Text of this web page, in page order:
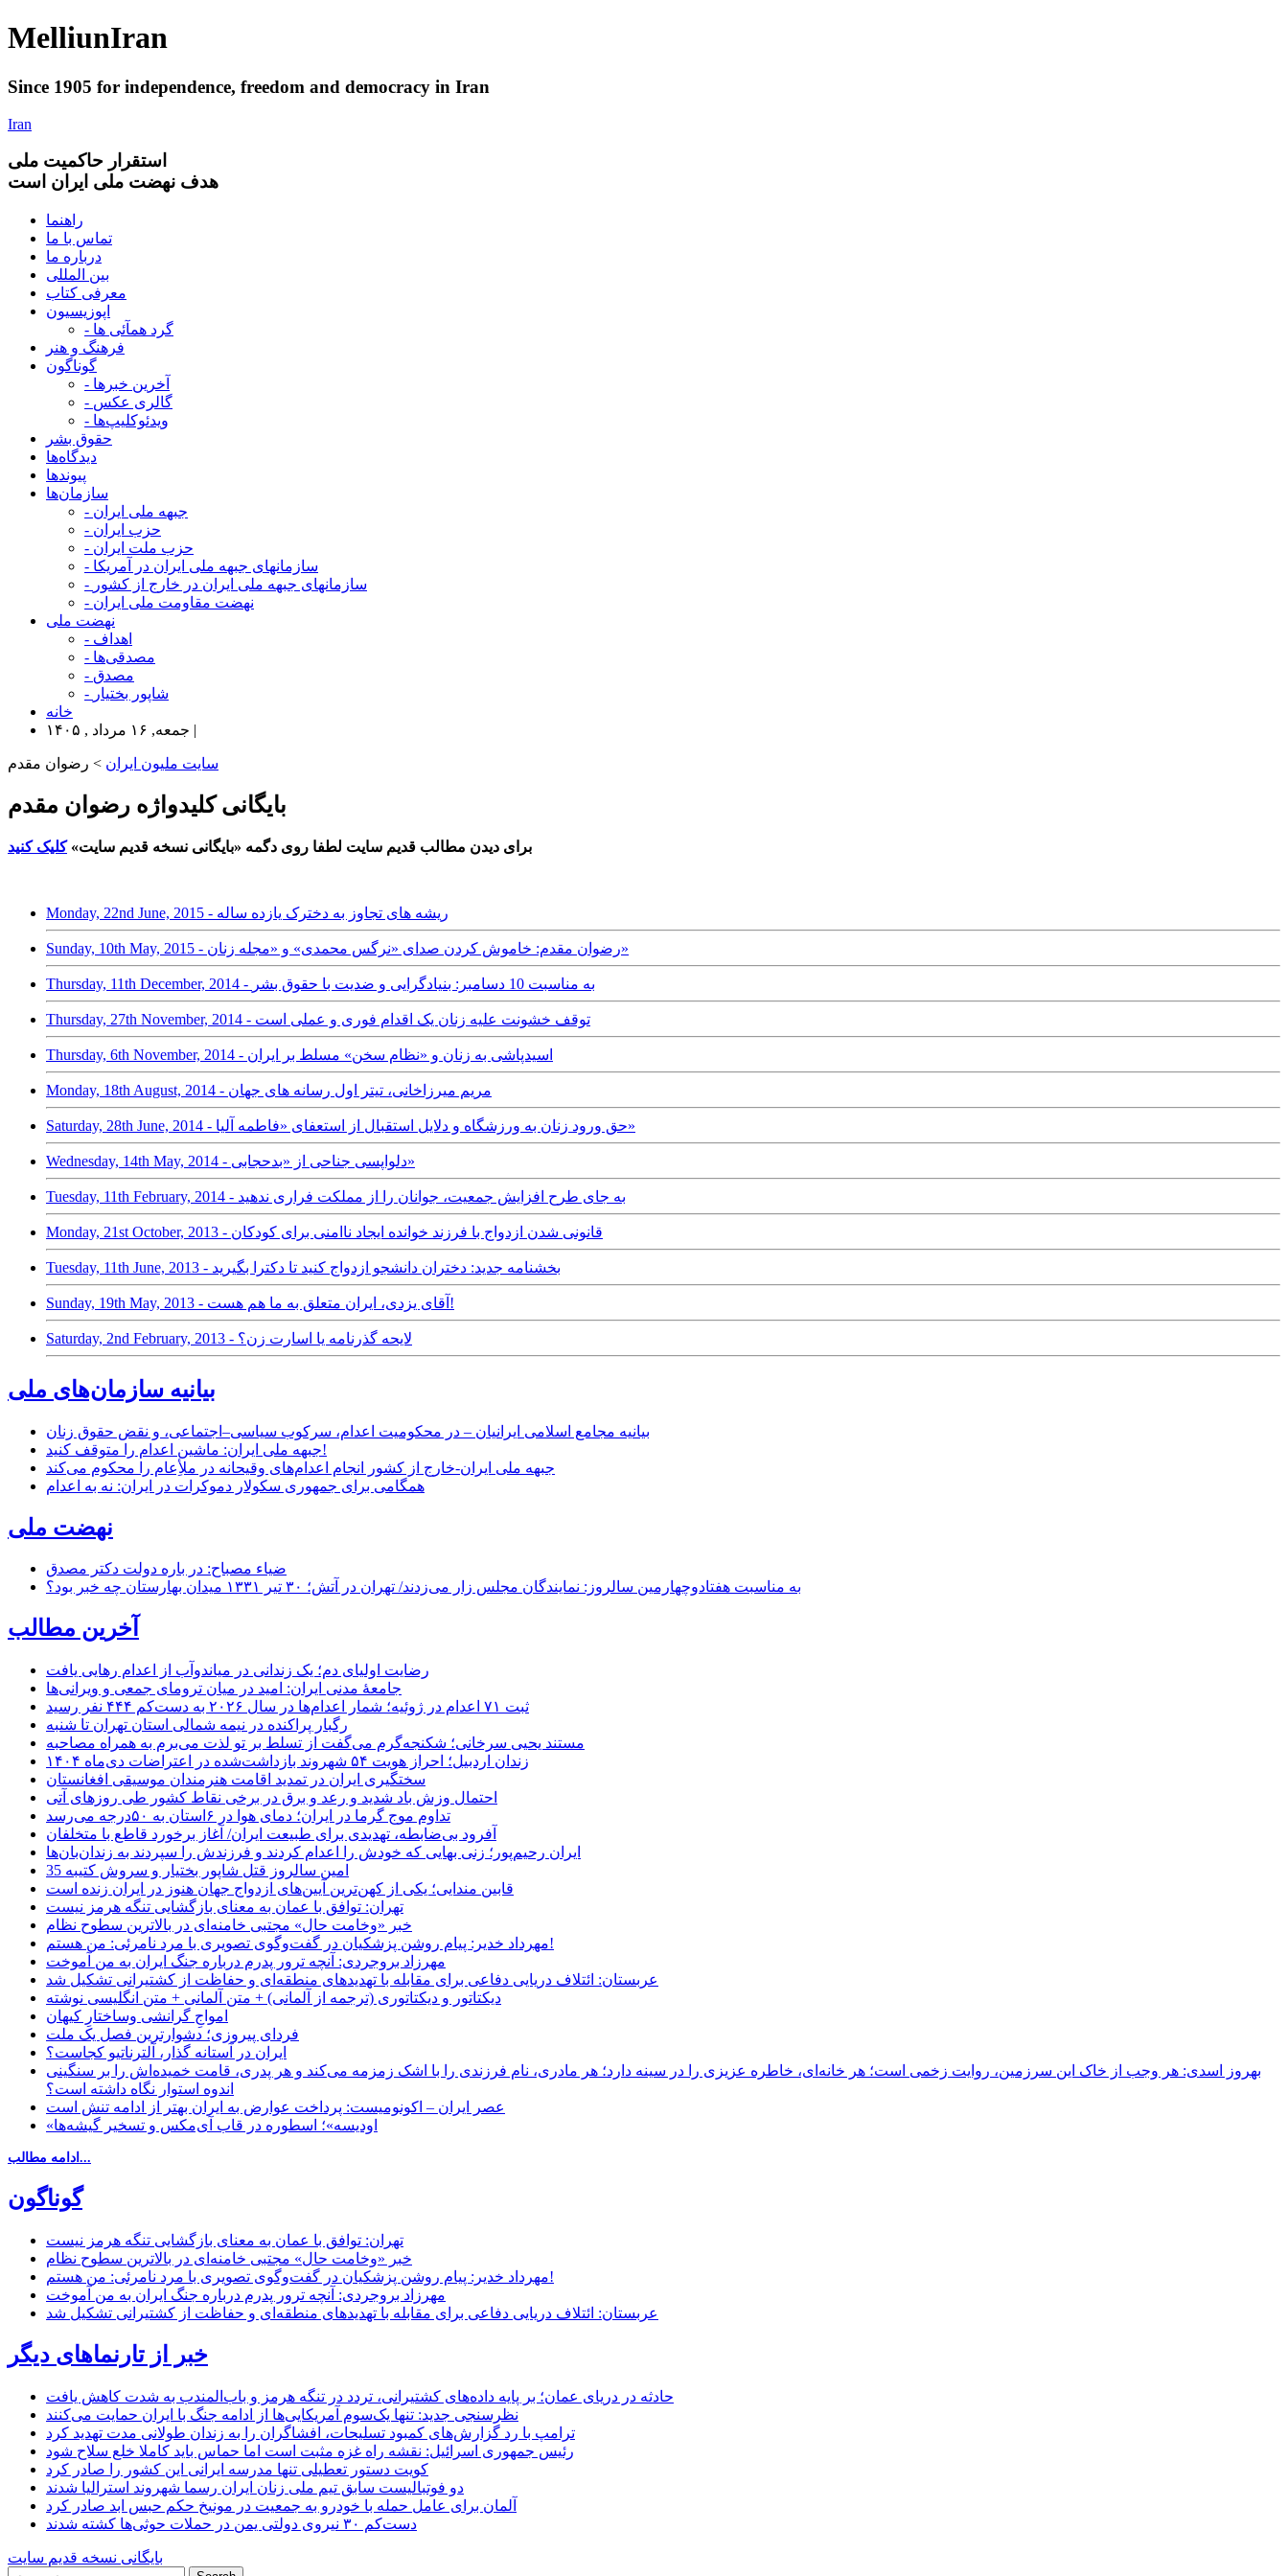
MelliunIran
Since 1905 for independence, freedom and democracy in Iran
Iran
استقرار حاکميت ملی
هدف نهضت ملی ایران است
راهنما
تماس با ما
درباره ما
بین المللی
معرفی کتاب
اپوزیسیون
- گرد همآئی ها
فرهنگ و هنر
گوناگون
- آخرین خبرها
- گالری عکس
- ویدئوکلیپ‌ها
حقوق بشر
دیدگاه‌ها
پیوندها
سازمان‌ها
- جبهه ملی ایران
- حزب ایران
- حزب ملت ایران
- سازمانهای جبهه ملی ایران در آمریکا
- سازمانهای جبهه ملی ایران در خارج از کشور
- نهضت مقاومت ملی ایران
نهضت ملی
- اهداف
- مصدقی‌ها
- مصدق
- شاپور بختیار
خانه
جمعه, ۱۶ مرداد , ۱۴۰۵ |
سایت ملیون ایران > رضوان مقدم
بایگانی کلیدواژه رضوان مقدم
برای دیدن مطالب قدیم سایت لطفا روی دگمه «بایگانی نسخه قدیم سایت»کلیک کنید
Monday, 22nd June, 2015 - ریشه های تجاوز به دخترک یازده ساله
Sunday, 10th May, 2015 - رضوان مقدم: خاموش کردن صدای «نرگس محمدی» و «مجله زنان»
Thursday, 11th December, 2014 - به مناسبت 10 دسامبر: بنیادگرایی و ضدیت با حقوق بشر
Thursday, 27th November, 2014 - توقف خشونت علیه زنان یک اقدام فوری و عملی است
Thursday, 6th November, 2014 - اسیدپاشی به زنان و «نظام سخن» مسلط بر ایران
Monday, 18th August, 2014 - مریم میرزاخانی، تیتر اول رسانه های جهان
Saturday, 28th June, 2014 - حق ورود زنان به ورزشگاه و دلایل استقبال از استعفای «فاطمه آلیا»
Wednesday, 14th May, 2014 - دلواپسی جناحی از «بدحجابی»
Tuesday, 11th February, 2014 - به جای طرح افزایش جمعیت، جوانان را از مملکت فراری ندهید
Monday, 21st October, 2013 - قانونی شدن ازدواج با فرزند خوانده ایجاد ناامنی برای کودکان
Tuesday, 11th June, 2013 - بخشنامه جدید: دختران دانشجو ازدواج کنید تا دکترا بگیرید
Sunday, 19th May, 2013 - آقای یزدی، ایران متعلق به ما هم هست!
Saturday, 2nd February, 2013 - لایحه گذرنامه یا اسارت زن؟
بیانیه سازمان‌های ملی
بیانیه مجامع اسلامی ایرانیان – در محکومیت اعدام، سرکوب سیاسی–اجتماعی، و نقض حقوق زنان
جبهه ملی ایران: ماشین اعدام را متوقف کنید!
جبهه ملی ایران-خارج از کشور انجام اعدام‌های وقیحانه در ملأِعام را محکوم می‌کند
همگامی برای جمهوری سکولار دموکرات در ایران: نه به اعدام
نهضت ملی
ضیاء مصباح: در باره دولت دکتر مصدق
به مناسبت هفتادوچهارمین سالروز: نمایندگان مجلس زار می‌زدند/ تهران در آتش؛ ۳۰ تیر ۱۳۳۱ میدان بهارستان چه خبر بود؟
آخرین مطالب
رضایت اولیای دم؛ یک زندانی در میاندوآب از اعدام رهایی یافت
جامعهٔ مدنی ایران: امید در میان ترومای جمعی و ویرانی‌ها
ثبت ۷۱ اعدام در ژوئیه؛ شمار اعدام‌ها در سال ۲۰۲۶ به دست‌کم ۴۴۴ نفر رسید
رگبار پراکنده در نیمه شمالی استان تهران تا شنبه
مستند یحیی سرخانی؛ شکنجه‌گرم می‌گفت از تسلط بر تو لذت می‌برم به همراه مصاحبه
زندان اردبیل؛ احراز هویت ۵۴ شهروند بازداشت‌شده در اعتراضات دی‌ماه ۱۴۰۴
سختگیری ایران در تمدید اقامت هنرمندان موسیقی افغانستان
احتمال وزش باد شدید و رعد و برق در برخی نقاط کشور طی روزهای آتی
تداوم موج گرما در ایران؛ دمای هوا در ۶استان به ۵۰درجه می‌رسد
آفرود بی‌ضابطه، تهدیدی برای طبیعت ایران/ آغاز برخورد قاطع با متخلفان
ایران رحیم‌پور؛ زنی بهایی که خودش را اعدام کردند و فرزندش را سپردند به زندان‌بان‌ها
35 امین سالروز قتل شاپور بختیار و سروش کتیبه
قابین مندایی؛ یکی از کهن‌ترین آیین‌های ازدواج جهان هنوز در ایران زنده است
تهران: توافق با عمان به معنای بازگشایی تنگه هرمز نیست
خبر «وخامت حال» مجتبی خامنه‌ای در بالاترین سطوح نظام
مهرداد خدیر: پیام روشن پزشکیان در گفت‌و‌گوی تصویری با مرد نامرئی: من هستم!
مهرزاد بروجردی: آنچه ترور پدرم درباره جنگ ایران به من آموخت
عربستان: ائتلاف دریایی دفاعی برای مقابله با تهدیدهای منطقه‌ای و حفاظت از کشتیرانی تشکیل شد
دیکتاتور و دیکتاتوری (ترجمه از آلمانی) + متن آلمانی + متن انگلیسی نوشته
‌امواجِ گرانشی وساختارِ کیهان
فردای پیروزی؛ دشوارترین فصل یک ملت
ایران در آستانه گذار، آلترناتیو کجاست؟
بهروز اسدی: هر وجب از خاک‌ این سرزمین، روایت زخمی است؛ هر خانه‌ای، خاطره عزیزی را در سینه دارد؛ هر مادری، نام فرزندی را با اشک زمزمه می‌کند و هر پدری، قامت خمیده‌اش را بر سنگینی
اندوه استوار نگاه داشته است؟
عصر ایران – اکونومیست: پرداخت عوارض به ایران بهتر از ادامه تنش است
«اودیسه»؛ اسطوره در قاب آی‌مکس و تسخیر گیشه‌ها
ادامه مطالب...
گوناگون
تهران: توافق با عمان به معنای بازگشایی تنگه هرمز نیست
خبر «وخامت حال» مجتبی خامنه‌ای در بالاترین سطوح نظام
مهرداد خدیر: پیام روشن پزشکیان در گفت‌و‌گوی تصویری با مرد نامرئی: من هستم!
مهرزاد بروجردی: آنچه ترور پدرم درباره جنگ ایران به من آموخت
عربستان: ائتلاف دریایی دفاعی برای مقابله با تهدیدهای منطقه‌ای و حفاظت از کشتیرانی تشکیل شد
خبر از تارنماهای دیگر
حادثه در دریای عمان؛ بر پایه داده‌های کشتیرانی، تردد در تنگه هرمز و باب‌المندب به شدت کاهش یافت
نظرسنجی جدید: تنها یک‌سوم آمریکایی‌ها از ادامه جنگ با ایران حمایت می‌کنند
ترامپ با رد گزارش‌های کمبود تسلیحات، افشاگران را به زندان طولانی مدت تهدید کرد
رئیس‌ جمهوری اسرائیل: نقشه راه غزه مثبت است اما حماس باید کاملا خلع سلاح شود
کویت دستور تعطیلی تنها مدرسه ایرانی این کشور را صادر کرد
دو فوتبالیست سابق تیم ملی زنان ایران رسما شهروند استرالیا شدند
آلمان برای عامل حمله با خودرو به جمعیت در مونیخ حکم حبس ابد صادر کرد
دست‌کم ۳۰ نیروی دولتی یمن در حملات حوثی‌ها کشته شدند
بایگانی نسخه قدیم سایت